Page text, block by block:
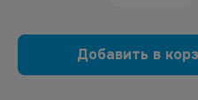
Добавить в